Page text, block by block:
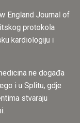
England Journal of
protokola
kardiologiju i
ne događa
i u Splitu, gdje
stvaraju